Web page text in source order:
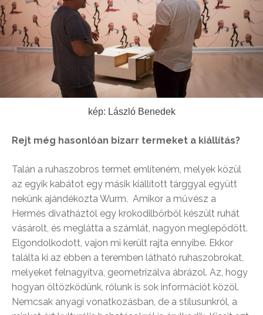
kép: László Benedek
Rejt még hasonlóan bizarr termeket a kiállítás?
Talán a ruhaszobros termet említeném, melyek közül
az egyik kabátot egy másik kiállított tárggyal együtt
nekünk ajándékozta Wurm. Amikor a művész a
Hermès divatháztól egy krokodilbőrből készült ruhát
vásárolt, és meglátta a számlát, nagyon meglepődött.
Elgondolkodott, vajon mi került rajta ennyibe. Ekkor
találta ki az ebben a teremben látható ruhaszobrokat,
melyeket felnagyítva, geometrizálva ábrázol. Az, hogy
hogyan öltözködünk, rólunk is sok információt közöl.
Nemcsak anyagi vonatkozásban, de a stílusunkról, a